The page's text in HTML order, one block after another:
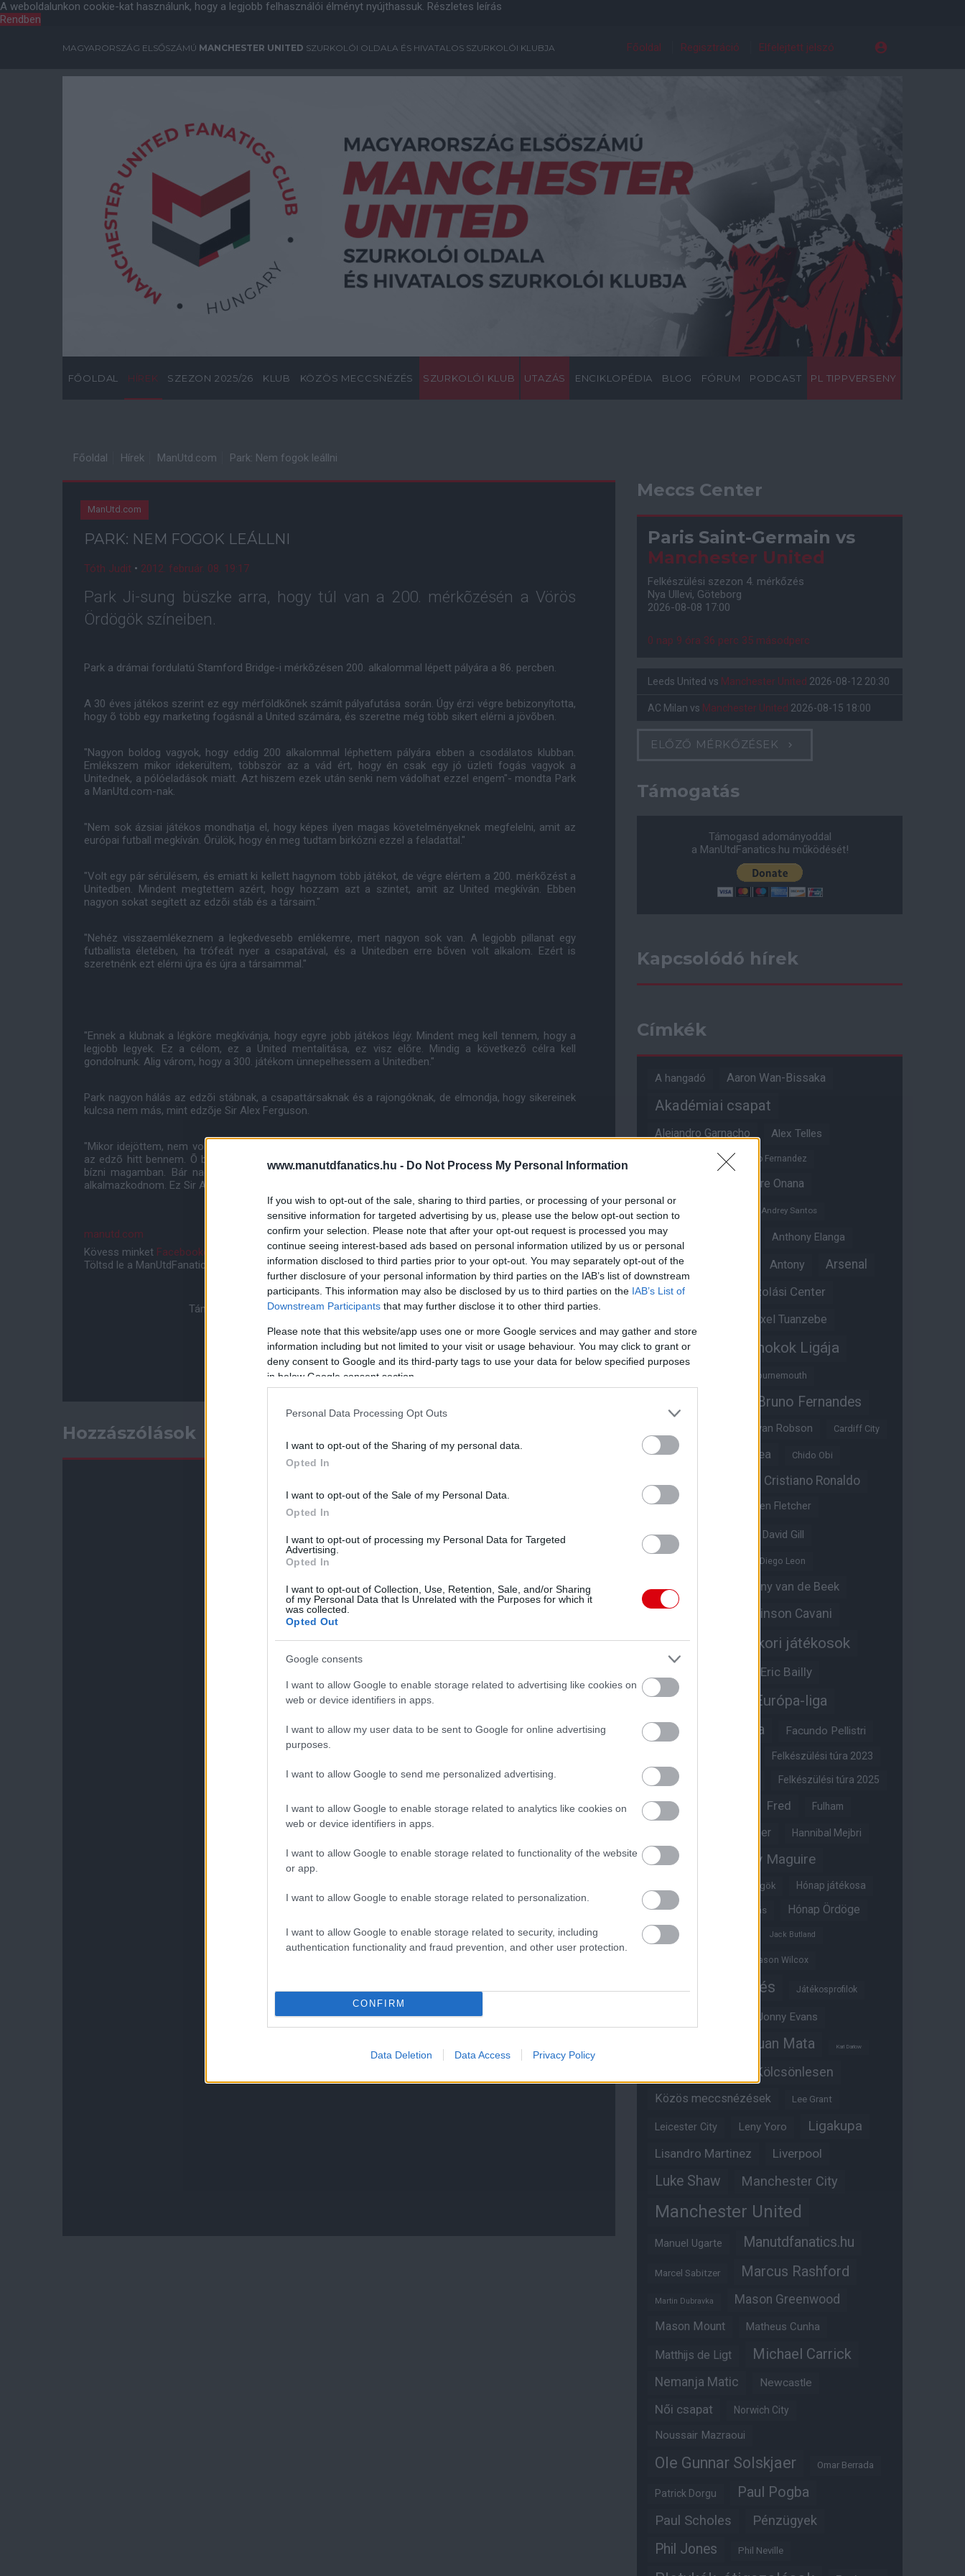
www.manutdfanatics.hu - Do Not Process My Personal Information
If you wish to opt-out of the sale, sharing to third parties, or processing of your personal or
sensitive information for targeted advertising by us, please use the below opt-out section to
confirm your selection. Please note that after your opt-out request is processed you may
continue seeing interest-based ads based on personal information utilized by us or personal
information disclosed to third parties prior to your opt-out. You may separately opt-out of the
further disclosure of your personal information by third parties on the IAB’s list of downstream
participants. This information may also be disclosed by us to third parties on the IAB’s List of
Downstream Participants that may further disclose it to other third parties.
Please note that this website/app uses one or more Google services and may gather and store
information including but not limited to your visit or usage behaviour. You may click to grant or
deny consent to Google and its third-party tags to use your data for below specified purposes
in below Google consent section.
Personal Data Processing Opt Outs
I want to opt-out of the Sharing of my personal data.
Opted In
I want to opt-out of the Sale of my Personal Data.
Opted In
I want to opt-out of processing my Personal Data for Targeted
Advertising.
Opted In
I want to opt-out of Collection, Use, Retention, Sale, and/or Sharing
of my Personal Data that Is Unrelated with the Purposes for which it
was collected.
Opted Out
Google consents
I want to allow Google to enable storage related to advertising like cookies on
web or device identifiers in apps.
I want to allow my user data to be sent to Google for online advertising
purposes.
I want to allow Google to send me personalized advertising.
I want to allow Google to enable storage related to analytics like cookies on
web or device identifiers in apps.
I want to allow Google to enable storage related to functionality of the website
or app.
I want to allow Google to enable storage related to personalization.
I want to allow Google to enable storage related to security, including
authentication functionality and fraud prevention, and other user protection.
CONFIRM
Data Deletion Data Access Privacy Policy
A weboldalunkon cookie-kat használunk, hogy a legjobb felhasználói élményt nyújthassuk. Részletes leírás
Rendben
MAGYARORSZÁG ELSŐSZÁMÚ MANCHESTER UNITED SZURKOLÓI OLDALA ÉS HIVATALOS SZURKOLÓI KLUBJA Főoldal Regisztráció Elfelejtett jelszó
FŐOLDAL HÍREK SZEZON 2025/26 KLUB KÖZÖS MECCSNÉZÉS SZURKOLÓI KLUB UTAZÁS ENCIKLOPÉDIA BLOG FÓRUM PODCAST PL TIPPVERSENY
Főoldal Hírek ManUtd.com Park: Nem fogok leállni
ManUtd.com
PARK: NEM FOGOK LEÁLLNI
Tóth Judit • 2012. február. 08. 19:17
Park Ji-sung büszke arra, hogy túl van a 200. mérkõzésén a Vörös
Ördögök színeiben.
Park a drámai fordulatú Stamford Bridge-i mérkõzésen 200. alkalommal lépett pályára a 86. percben.
A 30 éves játékos szerint ez egy mérföldkõnek számít pályafutása során. Úgy érzi végre bebizonyította,
hogy õ több egy marketing fogásnál a United számára, és szeretne még több sikert elérni a jövõben.
"Nagyon boldog vagyok, hogy eddig 200 alkalommal léphettem pályára ebben a csodálatos klubban.
Emlékszem mikor idekerültem, többször az a vád ért, hogy én csak egy jó üzleti fogás vagyok a
Unitednek, a pólóeladások miatt. Azt hiszem ezek után senki nem vádolhat ezzel engem"- mondta Park
a ManUtd.com-nak.
"Nem sok ázsiai játékos mondhatja el, hogy képes ilyen magas követelményeknek megfelelni, amit az
európai futball megkíván. Õrülök, hogy én meg tudtam birkózni ezzel a feladattal."
"Volt egy pár sérülésem, és emiatt ki kellett hagynom több játékot, de végre elértem a 200. mérkõzést a
Unitedben. Mindent megtettem azért, hogy hozzam azt a szintet, amit az United megkíván. Ebben
nagyon sokat segített az edzõi stáb és a társaim."
"Nehéz visszaemlékeznem a legkedvesebb emlékemre, mert nagyon sok van. A legjobb pillanat egy
futballista életében, ha trófeát nyer a csapatával, és a Unitedben erre bõven volt alkalom. Ezért is
szeretnénk ezt elérni újra és újra a társaimmal."
"Ennek a klubnak a légköre megkívánja, hogy egyre jobb játékos légy. Mindent meg kell tennem, hogy a
legjobb legyek. Ez a célom, ez a United mentalitása, ez visz elõre. Mindig a következõ célra kell
gondolnunk. Alig várom, hogy a 300. játékom ünnepelhessem a Unitedben."
Park nagyon hálás az edzõi stábnak, a csapattársaknak és a rajongóknak, de elmondja, hogy sikereinek
kulcsa nem más, mint edzõje Sir Alex Ferguson.
"Mikor idejöttem, nem voltam biztos magamban. Nem tudtam elég jó leszek-e ilyen magas szinten, de
az edzõ hitt bennem. Õ biztatott és bízott bennem. Olyan lelkesedéssel beszélt, hogy én is elkezdtem
bízni magamban. Bár nagyon nagy kihívás volt számomra az angol futball, de örülök, hogy sikerült
alkalmazkodnom. Ez Sir Alex biztatása nélkül nem sikerülhetett volna."
manutd.com
Kövess minket Facebookon InstagramonésYouTube-on is!
Töltsd le a ManUtdFanatics.hu mobil applikációtAndroidraésiOS-re!
Támogasd adományoddal a ManUtdFanatics.hu működését!
Hozzászólások
Meccs Center
Paris Saint-Germain vs
Manchester United
Felkészülési szezon 4. mérkőzés
Nya Ullevi, Göteborg
2026-08-08 17:00
0 nap 9 óra 36 perc 34 másodperc
Leeds United vs Manchester United 2026-08-12 20:30
AC Milan vs Manchester United 2026-08-15 18:00
ELŐZŐ MÉRKŐZÉSEK
Támogatás
Támogasd adományoddal
a ManUtdFanatics.hu működését!
Kapcsolódó hírek
Címkék
A hangadó Aaron Wan-Bissaka
Akadémiai csapat
Alejandro Garnacho Alex Telles
Alvaro Fernandez
Andre Onana
Andreas Pereira
Andrey Santos
Angol válogatott Anthony Elanga
Anthony Martial Antony Arsenal
Aston Villa Átigazolási Center
Axel Tuanzebe
Ayden Heaven Bajnokok Ligája
Bournemouth
Bruno Fernandes
Bryan Robson Cardiff City
Casemiro Chelsea Chido Obi
Cristiano Ronaldo
Crystal Palace Darren Fletcher
David De Gea David Gill
Diego Leon
Diogo Dalot
Donny van de Beek
Edinson Cavani
Edzői stáb Egykori játékosok
Eric Bailly
Erik ten Hag Európa-liga
Everton FA-kupa Facundo Pellistri
Felkészülési túra 2023
Felkészülési túra 2024 Felkészülési túra 2025
Felkészülési túra 2026 Fred Fulham
Glazer Hannibal Mejbri
Harry Amass Harry Maguire
Híres magyar Vörös Ördögök Hónap játékosa
Hónap legjobbja szavazás Hónap Ördöge
Hull City Jack Butland
Jason Wilcox
Játékosértékelés Játékosprofilok
Jonny Evans
Juan Mata Karl Darlow
Kölcsönlesen
Közös meccsnézések Lee Grant
Leicester City Leny Yoro Ligakupa
Lisandro Martinez Liverpool
Luke Shaw Manchester City
Manchester United
Manuel Ugarte Manutdfanatics.hu
Marcel Sabitzer Marcus Rashford
Martin Dubravka Mason Greenwood
Mason Mount Matheus Cunha
Matthijs de Ligt Michael Carrick
Nemanja Matic Newcastle
Női csapat Norwich City
Noussair Mazraoui
Ole Gunnar Solskjaer Omar Berrada
Patrick Dorgu Paul Pogba
Paul Scholes Pénzügyek
Phil Jones Phil Neville